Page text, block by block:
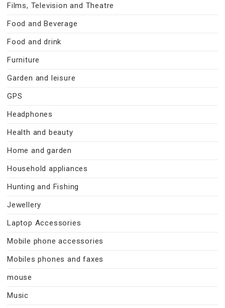
Films, Television and Theatre
Food and Beverage
Food and drink
Furniture
Garden and leisure
GPS
Headphones
Health and beauty
Home and garden
Household appliances
Hunting and Fishing
Jewellery
Laptop Accessories
Mobile phone accessories
Mobiles phones and faxes
mouse
Music